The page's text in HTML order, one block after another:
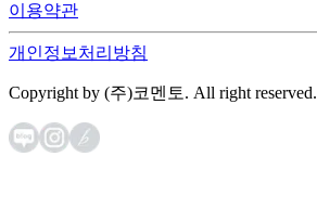
이용약관
개인정보처리방침
Copyright by (주)코멘토. All right reserved.